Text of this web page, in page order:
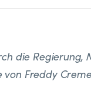
die Regierung,
von Freddy